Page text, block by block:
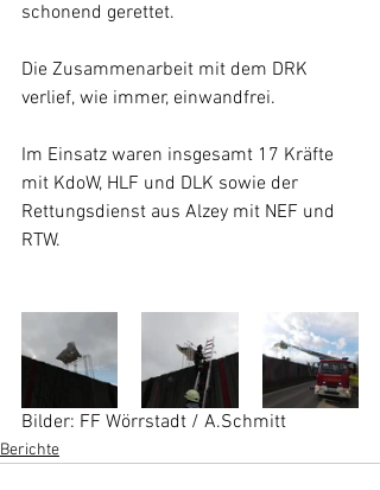
schonend gerettet.
Die Zusammenarbeit mit dem DRK
verlief, wie immer, einwandfrei.
Im Einsatz waren insgesamt 17 Kräfte
mit KdoW, HLF und DLK sowie der
Rettungsdienst aus Alzey mit NEF und
RTW.
Bilder: FF Wörrstadt / A.Schmitt
Berichte